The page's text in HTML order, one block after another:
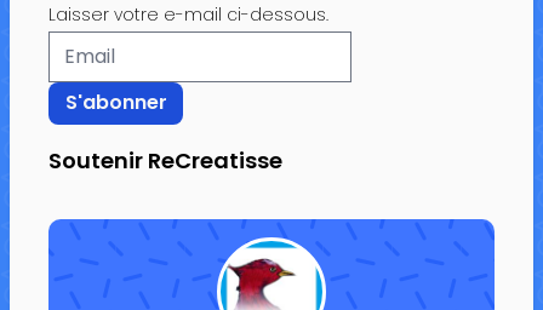
Laisser votre e-mail ci-dessous.
Soutenir ReCreatisse